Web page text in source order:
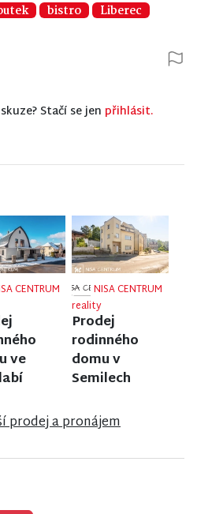
bistro Liberec
Stačí se jen přihlásit.
CENTRUM
ve
NISA CENTRUM
reality
Prodej
rodinného
domu v
Semilech
prodej a pronájem